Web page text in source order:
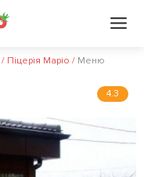
/ Піцерія Маріо / Меню
4.3